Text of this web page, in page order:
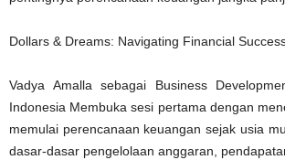
Dollars & Dreams: Navigating Financial
Vadya Amalla sebagai Business
Indonesia Membuka sesi pertama dengan
memulai perencanaan keuangan sejak usia
dasar-dasar pengelolaan anggaran,